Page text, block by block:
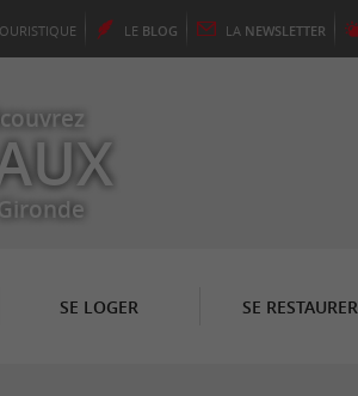
LE BLOG LA NEWSLETTER
SE LOGER SE RESTAURER